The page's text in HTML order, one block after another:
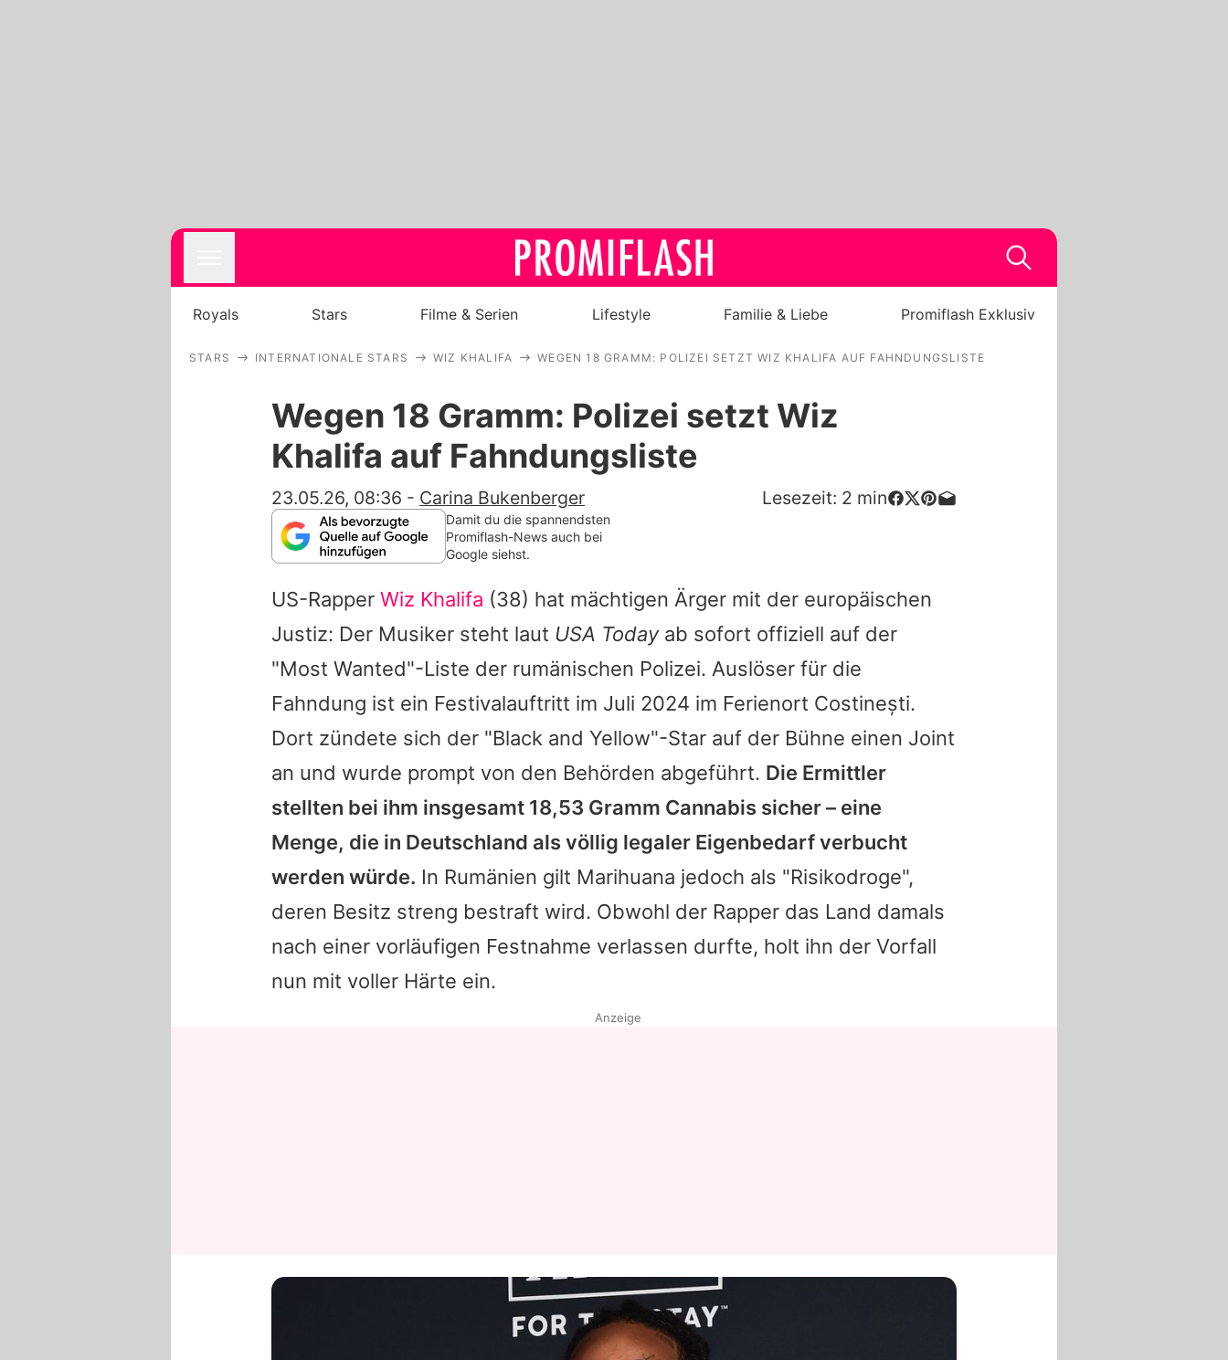
Royals
Stars
Filme & Serien
Lifestyle
Familie & Liebe
Alle Themen auf Promiflash
App runterladen
Team
Redaktionelle Richtlinien
Impressum
Datenschutzerklärung
Nutzungsbedingungen
Royals Stars Filme & Serien Lifestyle Familie & Liebe Promiflash Exklusiv
STARS INTERNATIONALE STARS WIZ KHALIFA WEGEN 18 GRAMM: POLIZEI SETZT WIZ KHALIFA AUF FAHNDUNGSLISTE
Wegen 18 Gramm: Polizei setzt Wiz
Khalifa auf Fahndungsliste
23.05.26, 08:36 - Carina Bukenberger Lesezeit: 2 min
Damit du die spannendsten
Promiflash-News auch bei
Google siehst.
US-Rapper Wiz Khalifa (38) hat mächtigen Ärger mit der europäischen
Justiz: Der Musiker steht laut USA Todayab sofort offiziell auf der
"Most Wanted"-Liste der rumänischen Polizei. Auslöser für die
Fahndung ist ein Festivalauftritt im Juli 2024 im Ferienort Costinești.
Dort zündete sich der "Black and Yellow"-Star auf der Bühne einen Joint
an und wurde prompt von den Behörden abgeführt. Die Ermittler
stellten bei ihm insgesamt 18,53 Gramm Cannabis sicher – eine
Menge, die in Deutschland als völlig legaler Eigenbedarf verbucht
werden würde. In Rumänien gilt Marihuana jedoch als "Risikodroge",
deren Besitz streng bestraft wird. Obwohl der Rapper das Land damals
nach einer vorläufigen Festnahme verlassen durfte, holt ihn der Vorfall
nun mit voller Härte ein.
Anzeige